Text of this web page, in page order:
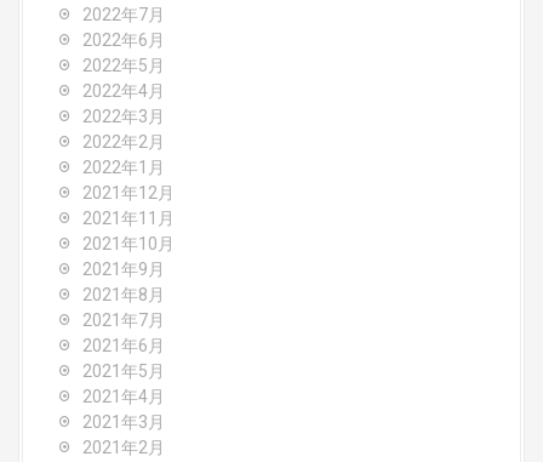
2022年7月
2022年6月
2022年5月
2022年4月
2022年3月
2022年2月
2022年1月
2021年12月
2021年11月
2021年10月
2021年9月
2021年8月
2021年7月
2021年6月
2021年5月
2021年4月
2021年3月
2021年2月